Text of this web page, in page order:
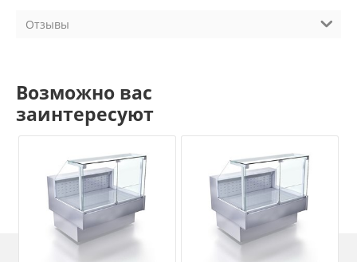
Отзывы
Возможно вас
заинтересуют